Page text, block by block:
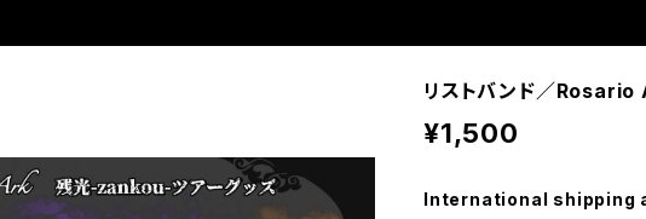
リストバンド／Rosario
¥1,500
International shipping